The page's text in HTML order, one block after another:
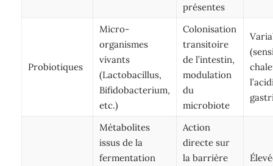
présentes
Probiotiques
Micro-
organismes
vivants
(Lactobacillus,
Bifidobacterium,
etc.)
Colonisation
transitoire
de l’intestin,
modulation
du
microbiote
Métabolites
issus de la
fermentation
Action
directe sur
la barrière